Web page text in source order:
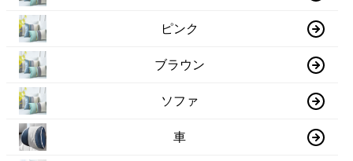
ピンク
ブラウン
ソファ
車